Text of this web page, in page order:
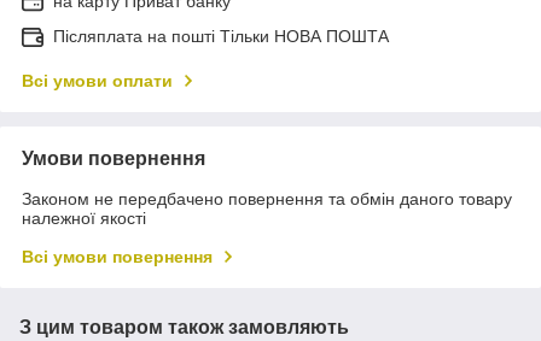
Післяплата на пошті Тільки НОВА ПОШТА
Всі умови оплати
Умови повернення
Законом не передбачено повернення та обмін даного товару
належної якості
Всі умови повернення
З цим товаром також замовляють